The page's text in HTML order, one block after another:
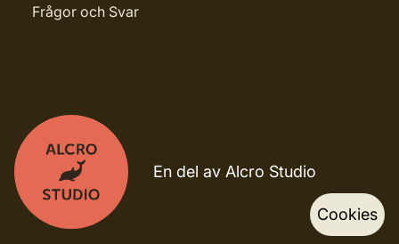
Frågor och Svar
En del av Alcro Studio
Cookies